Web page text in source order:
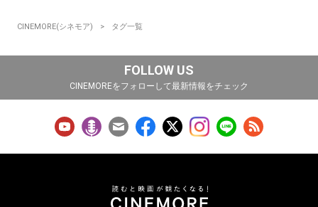
CINEMORE(シネモア) タグ一覧
FOLLOW US
CINEMOREをフォローして最新情報をチェック